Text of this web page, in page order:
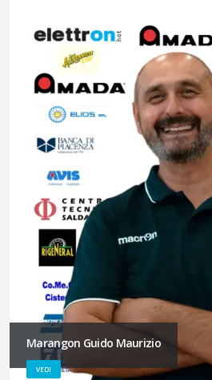
Marangon Guido Maurizio
VEDI